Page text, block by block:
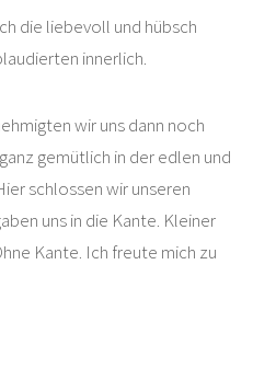
die liebevoll und hübsch
innerlich.
wir uns dann noch
gemütlich in der edlen und
schlossen wir unseren
uns in die Kante. Kleiner
Kante. Ich freute mich zu